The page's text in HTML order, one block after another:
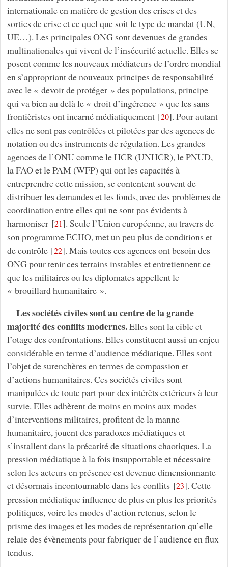
internationale en matière de gestion des crises et des
sorties de crise et ce quel que soit le type de mandat (UN,
UE…). Les principales ONG sont devenues de grandes
multinationales qui vivent de l’insécurité actuelle. Elles se
posent comme les nouveaux médiateurs de l’ordre mondial
en s’appropriant de nouveaux principes de responsabilité
avec le « devoir de protéger » des populations, principe
qui va bien au delà le « droit d’ingérence » que les sans
frontièristes ont incarné médiatiquement[20]. Pour autant
elles ne sont pas contrôlées et pilotées par des agences de
notation ou des instruments de régulation. Les grandes
agences de l’ONU comme le HCR (UNHCR), le PNUD,
la FAO et le PAM (WFP) qui ont les capacités à
entreprendre cette mission, se contentent souvent de
distribuer les demandes et les fonds, avec des problèmes de
coordination entre elles qui ne sont pas évidents à
harmoniser[21]. Seule l’Union européenne, au travers de
son programme ECHO, met un peu plus de conditions et
de contrôle[22]. Mais toutes ces agences ont besoin des
ONG pour tenir ces terrains instables et entretiennent ce
que les militaires ou les diplomates appellent le
« brouillard humanitaire ».
Les sociétés civiles sont au centre de la grande
majorité des conflits modernes.Elles sont la cible et
l’otage des confrontations. Elles constituent aussi un enjeu
considérable en terme d’audience médiatique. Elles sont
l’objet de surenchères en termes de compassion et
d’actions humanitaires. Ces sociétés civiles sont
manipulées de toute part pour des intérêts extérieurs à leur
survie. Elles adhèrent de moins en moins aux modes
d’interventions militaires, profitent de la manne
humanitaire, jouent des paradoxes médiatiques et
s’installent dans la précarité de situations chaotiques. La
pression médiatique à la fois insupportable et nécessaire
selon les acteurs en présence est devenue dimensionnante
et désormais incontournable dans les conflits [23]. Cette
pression médiatique influence de plus en plus les priorités
politiques, voire les modes d’action retenus, selon le
prisme des images et les modes de représentation qu’elle
relaie des évènements pour fabriquer de l’audience en flux
tendus.